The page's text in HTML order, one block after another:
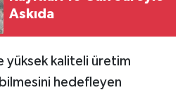
Askıda
yüksek kaliteli üretim
hedefleyen